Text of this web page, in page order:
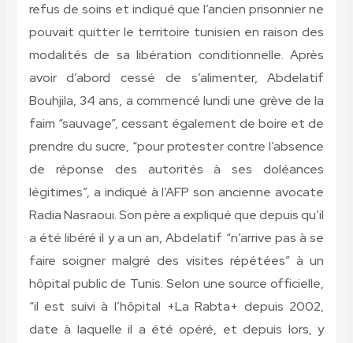
refus de soins et indiqué que l’ancien prisonnier ne
pouvait quitter le territoire tunisien en raison des
modalités de sa libération conditionnelle. Après
avoir d’abord cessé de s’alimenter, Abdelatif
Bouhjila, 34 ans, a commencé lundi une grève de la
faim “sauvage”, cessant également de boire et de
prendre du sucre, “pour protester contre l’absence
de réponse des autorités à ses doléances
légitimes”, a indiqué à l’AFP son ancienne avocate
Radia Nasraoui. Son père a expliqué que depuis qu’il
a été libéré il y a un an, Abdelatif “n’arrive pas à se
faire soigner malgré des visites répétées” à un
hôpital public de Tunis. Selon une source officielle,
“il est suivi à l’hôpital +La Rabta+ depuis 2002,
date à laquelle il a été opéré, et depuis lors, y